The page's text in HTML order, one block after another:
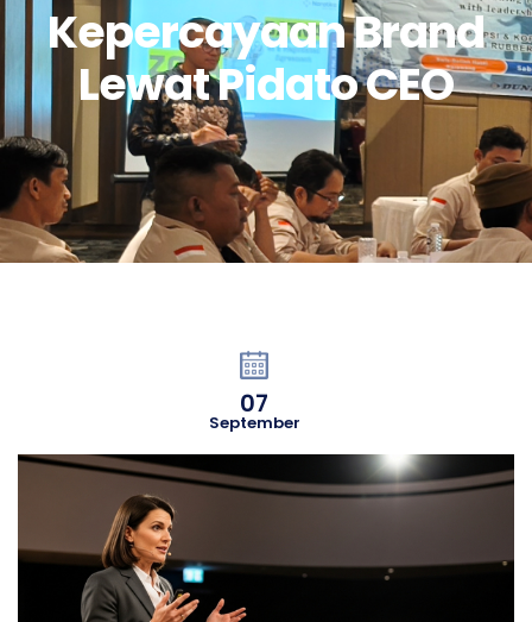
Kepercayaan Brand
Lewat Pidato CEO
07
September